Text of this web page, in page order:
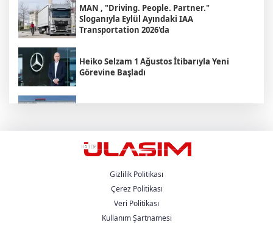
MAN , "Driving. People. Partner."
Sloganıyla Eylül Ayındaki IAA
Transportation 2026'da
Heiko Selzam 1 Ağustos İtibarıyla Yeni
Görevine Başladı
UND Genişletilmiş Yönetim Kurulu
Sponsorluğunda Kayseri’de Gerçekleştirildi
Metro Turizm’in Premium Tercihi Neoplan
Skyliner Oldu
Gizlilik Politikası
Çerez Politikası
Veri Politikası
Kullanım Şartnamesi